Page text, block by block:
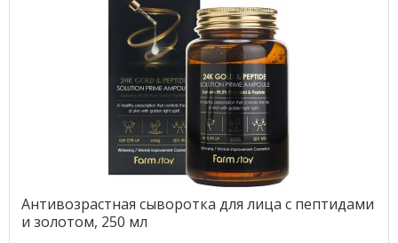
Антивозрастная сыворотка для лица с пептидами
и золотом, 250 мл